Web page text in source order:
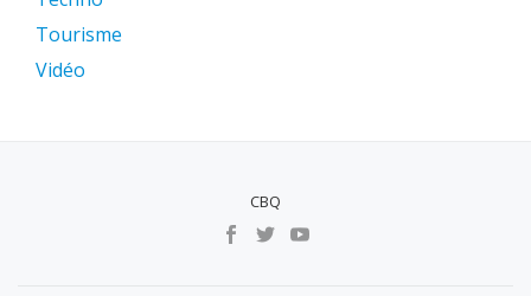
Tourisme
Vidéo
CBQ